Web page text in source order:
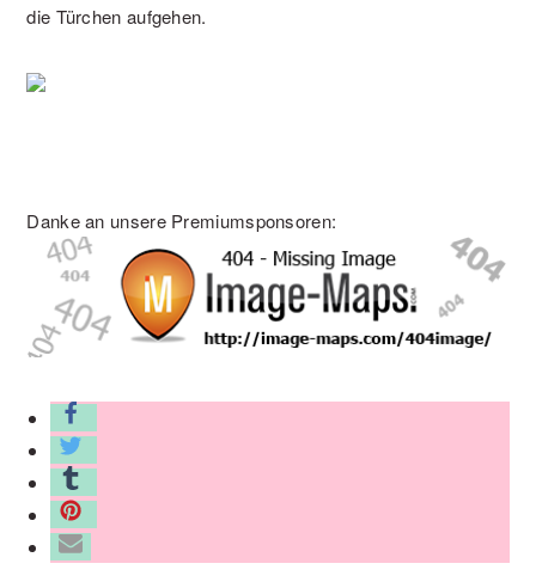
die Türchen aufgehen.
Danke an unsere Premiumsponsoren: